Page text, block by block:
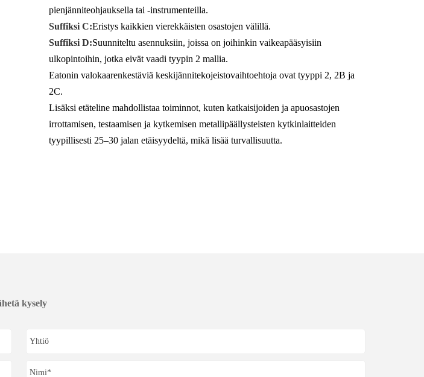
pienjänniteohjauksella tai -instrumenteilla.
Suffiksi C:Eristys kaikkien vierekkäisten osastojen välillä.
Suffiksi D:Suunniteltu asennuksiin, joissa on joihinkin vaikeapääsyisiin
ulkopintoihin, jotka eivät vaadi tyypin 2 mallia.
Eatonin valokaarenkestäviä keskijännitekojeistovaihtoehtoja ovat tyyppi 2, 2B ja
2C.
Lisäksi etäteline mahdollistaa toiminnot, kuten katkaisijoiden ja apuosastojen
irrottamisen, testaamisen ja kytkemisen metallipäällysteisten kytkinlaitteiden
tyypillisesti 25–30 jalan etäisyydeltä, mikä lisää turvallisuutta.
kysely